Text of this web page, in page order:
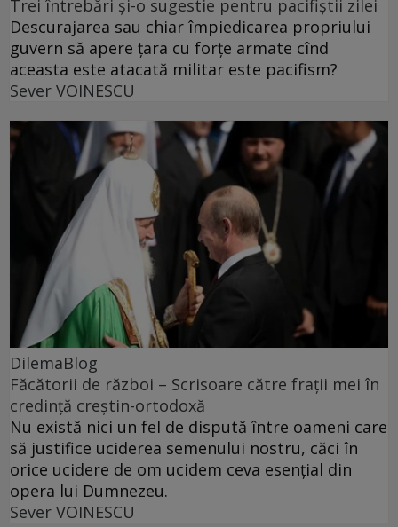
Trei întrebări și-o sugestie pentru pacifiștii zilei
Descurajarea sau chiar împiedicarea propriului
guvern să apere țara cu forțe armate cînd
aceasta este atacată militar este pacifism?
Sever VOINESCU
DilemaBlog
Făcătorii de război – Scrisoare către frații mei în
credință creștin-ortodoxă
Nu există nici un fel de dispută între oameni care
să justifice uciderea semenului nostru, căci în
orice ucidere de om ucidem ceva esențial din
opera lui Dumnezeu.
Sever VOINESCU